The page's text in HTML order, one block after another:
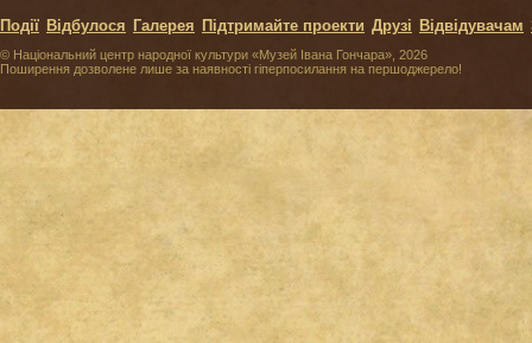
© Національний центр народної культури «Музей Івана Гончара», 2026
Поширення дозволене лише за наявності гіперпосилання на першоджерело!
Події Відбулося Галерея Підтримайте проекти Друзі Відвідувачам